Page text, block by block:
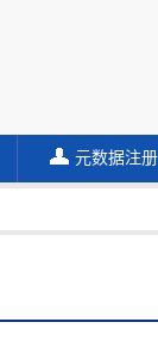
元数据注册